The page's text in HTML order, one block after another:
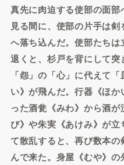
真先に肉迫する使部の面
見る間に、使部の片手は
へ落ち込んだ。使部たち
退くと、杉戸を背にして
「怨」の「心」に代えて
い》が飛んだ。行器《ほか
った酒瓮《みわ》から酒
び》や朱実《あけみ》が
て散乱すると、再び数本
んで来た。身屋《むや》の